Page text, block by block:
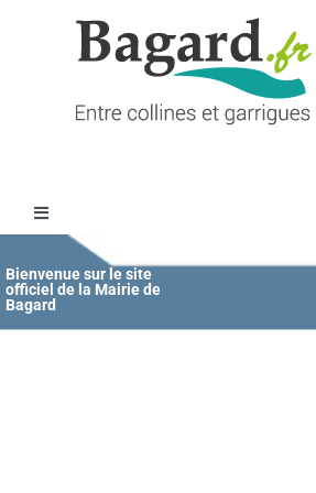
Toggle
Navigation
Accueil
Bienvenue sur le site
officiel de la Mairie de
Bagard